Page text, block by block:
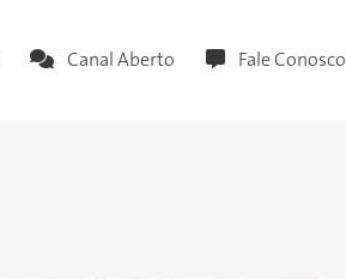
Canal Aberto Fale Conosco